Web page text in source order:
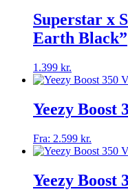
på
Superstar x
Earth Black”
1.399 kr.
vare
flere
varianter.
kan
vælges
varesiden
Yeezy Boost
Fra: 2.599 kr.
vare
Yeezy Boost